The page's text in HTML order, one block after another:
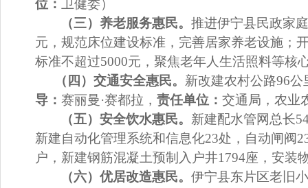
位： 卫健委）
（三）养老服务惠民。推进伊宁县民政家
元，规范床位建设标准，完善居家养老设施 ；
标准不超过5000元，聚焦老年人生活照料等核
（ 四）交通安全惠民。 新改建农村公路96公
导： 赛丽曼·赛都拉 ， 责任单位： 交通局 ，农业
（五）安全饮水惠民。 新建配水管网总长
新建自动化管理系统和信息化23处，自动闸阀
户，新建钢筋混凝土预制入户井1794座，安装
（六）优居改造惠民。伊宁县东片区老旧